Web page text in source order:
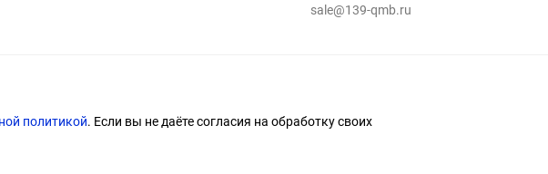
sale@139-qmb.ru
политикой. Если вы не даёте согласия на обработку своих